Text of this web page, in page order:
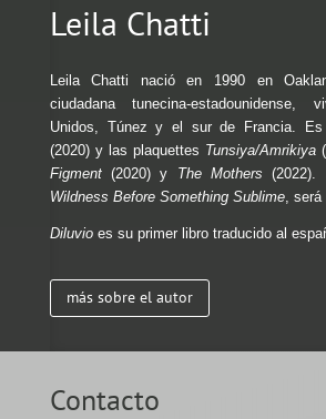
Leila Chatti
Leila Chatti nació en 1990 en
ciudadana tunecina-estadounidense,
Unidos, Túnez y el sur de Francia.
(2020) y las plaquettes Tunsiya/Amrikiya
Figment(2020) y The Mothers(2022).
Wildness Before Something Sublime, será
Diluvio es su primer libro traducido al
más sobre el autor
Contacto